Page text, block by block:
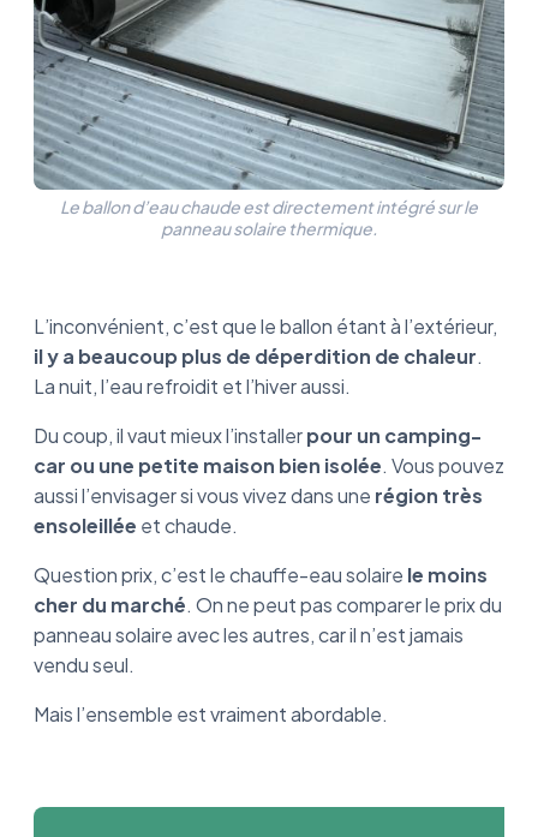
Le ballon d’eau chaude est directement intégré sur le
panneau solaire thermique.
L’inconvénient, c’est que le ballon étant à l’extérieur,
il y a beaucoup plus de déperdition de chaleur.
La nuit, l’eau refroidit et l’hiver aussi.
Du coup, il vaut mieux l’installerpour un camping-
car ou une petite maison bien isolée. Vous pouvez
aussi l’envisager si vous vivez dans une région très
ensoleillée et chaude.
Question prix, c’est le chauffe-eau solaire le moins
cher du marché. On ne peut pas comparer le prix du
panneau solaire avec les autres, car il n’est jamais
vendu seul.
Mais l’ensemble est vraiment abordable.